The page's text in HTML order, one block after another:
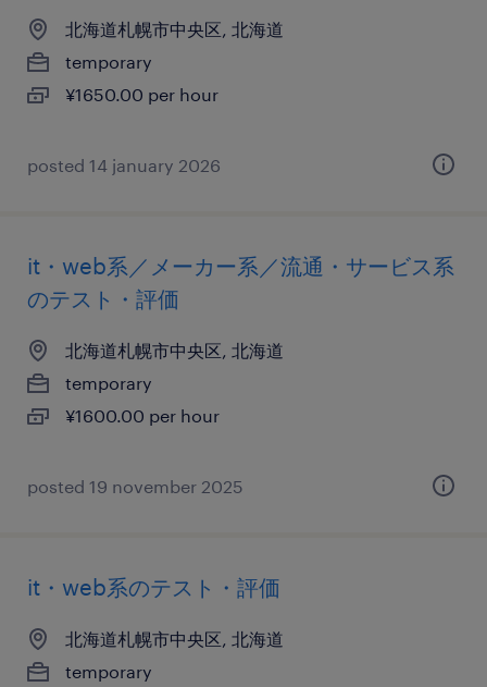
北海道札幌市中央区, 北海道
temporary
¥1650.00 per hour
posted 14 january 2026
it・web系／メーカー系／流通・サービス系
のテスト・評価
北海道札幌市中央区, 北海道
temporary
¥1600.00 per hour
posted 19 november 2025
it・web系のテスト・評価
北海道札幌市中央区, 北海道
temporary